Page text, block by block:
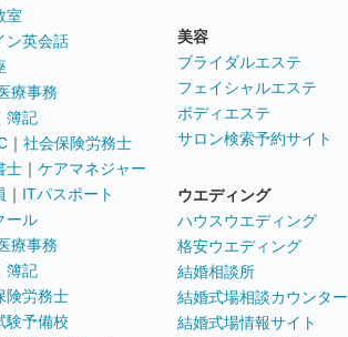
室
ン英会話
療事務
簿記
｜ 社会保険労務士
士 ｜ ケアマネジャー
｜ ITパスポート
ール
療事務
簿記
険労務士
験予備校
美容
ブライダルエステ
フェイシャルエステ
ボディエステ
サロン検索予約サイト
ウエディング
ハウスウエディング
格安ウエディング
結婚相談所
結婚式場相談カウンター
結婚式場情報サイト